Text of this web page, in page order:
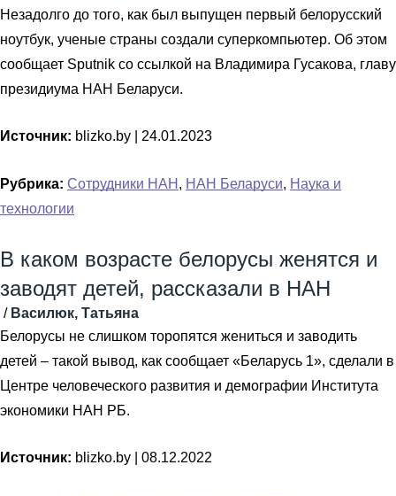
Незадолго до того, как был выпущен первый белорусский
ноутбук, ученые страны создали суперкомпьютер. Об этом
сообщает Sputnik со ссылкой на Владимира Гусакова, главу
президиума НАН Беларуси.
Источник: blizko.by | 24.01.2023
Рубрика: Сотрудники НАН , НАН Беларуси, Наука и
технологии
В каком возрасте белорусы женятся и
заводят детей, рассказали в НАН
/ Василюк, Татьяна
Белорусы не слишком торопятся жениться и заводить
детей – такой вывод, как сообщает «Беларусь 1», сделали в
Центре человеческого развития и демографии Института
экономики НАН РБ.
Источник: blizko.by | 08.12.2022